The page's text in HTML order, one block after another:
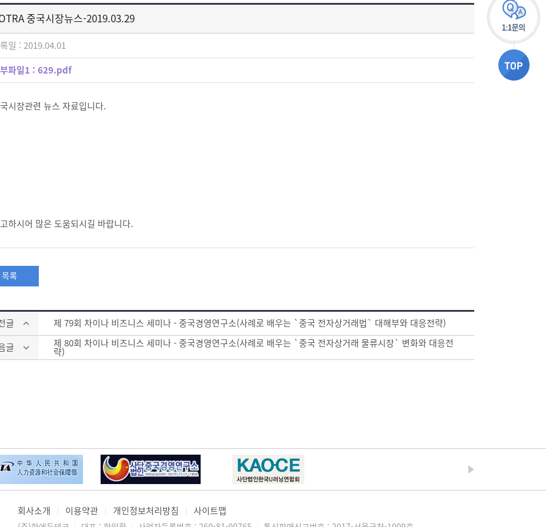
중국시장뉴스-2019.03.29
일 : 2019.04.01
파일1 : 629.pdf
시장관련 뉴스 자료입니다.
고하시어 많은 도움되시길 바랍니다.
목록
글 제 79회 차이나 비즈니스 세미나 - 중국경영연구소(사례로 배우는 `중국 전자상거래법` 대해부와 대응전략)
글
제 80회 차이나 비즈니스 세미나 - 중국경영연구소(사례로 배우는 `중국 전자상거래 물류시장` 변화와 대응전
략)
회사소개 이용약관 개인정보처리방침 사이트맵